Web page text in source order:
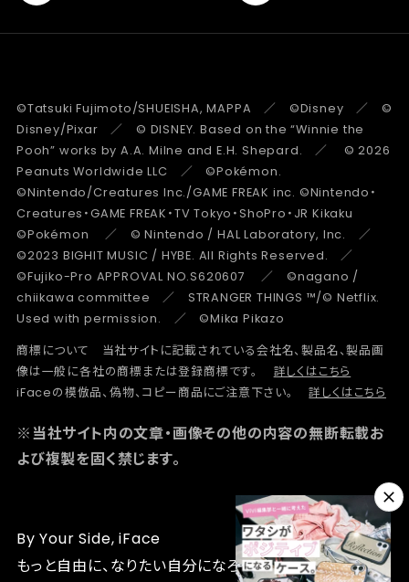
©Tatsuki Fujimoto/SHUEISHA, MAPPA ／ ©Disney ／ ©
Disney/Pixar ／ © DISNEY. Based on the “Winnie the
Pooh” works by A.A. Milne and E.H. Shepard. ／ © 2026
Peanuts Worldwide LLC ／ ©Pokémon.
©Nintendo/Creatures Inc./GAME FREAK inc. ©Nintendo・
Creatures・GAME FREAK・TV Tokyo・ShoPro・JR Kikaku
©Pokémon ／ © Nintendo / HAL Laboratory, Inc. ／
©2023 BIGHIT MUSIC / HYBE. All Rights Reserved. ／
©Fujiko-Pro APPROVAL NO.S620607 ／ ©nagano /
chiikawa committee ／ STRANGER THINGS ™/© Netflix.
Used with permission. ／ ©Mika Pikazo
商標について 当社サイトに記載されている会社名、製品名、製品画
像は一般に各社の商標または登録商標です。
詳しくはこちら
iFaceの模倣品、偽物、コピー商品にご注意下さい。
詳しくはこちら
※当社サイト内の文章・画像その他の内容の無断転載お
よび複製を固く禁じます。
By Your Side, iFace
もっと自由に、なりたい自分になろう